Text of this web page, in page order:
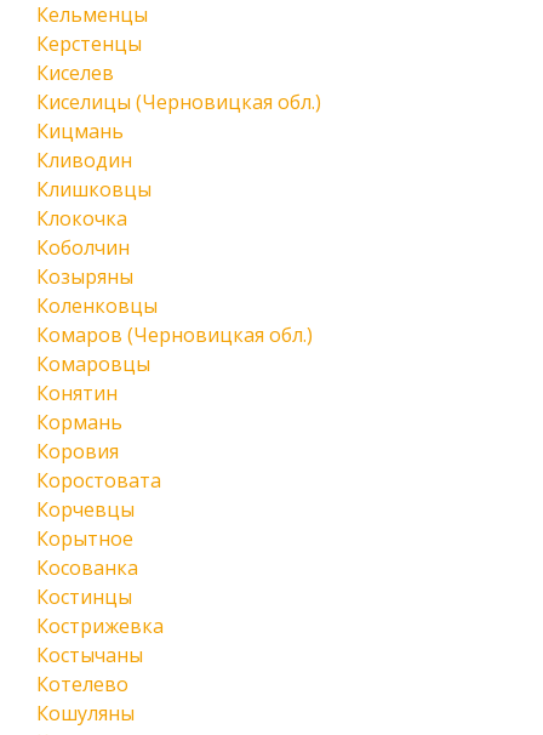
Кельменцы
Керстенцы
Киселев
Киселицы (Черновицкая обл.)
Кицмань
Кливодин
Клишковцы
Клокочка
Коболчин
Козыряны
Коленковцы
Комаров (Черновицкая обл.)
Комаровцы
Конятин
Кормань
Коровия
Коростовата
Корчевцы
Корытное
Косованка
Костинцы
Кострижевка
Костычаны
Котелево
Кошуляны